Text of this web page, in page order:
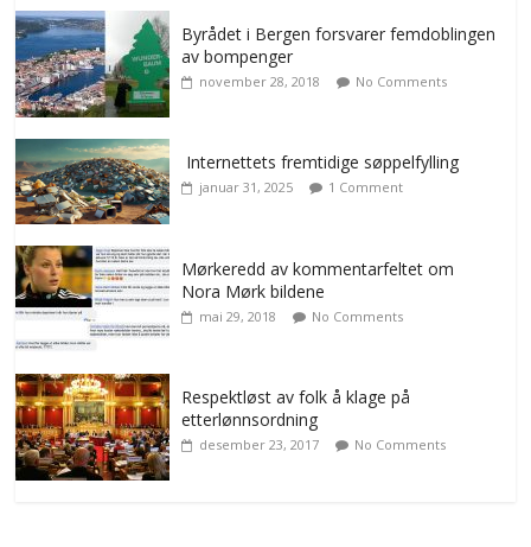
Byrådet i Bergen forsvarer femdoblingen
av bompenger
november 28, 2018 No Comments
Internettets fremtidige søppelfylling
januar 31, 2025 1 Comment
Mørkeredd av kommentarfeltet om
Nora Mørk bildene
mai 29, 2018 No Comments
Respektløst av folk å klage på
etterlønnsordning
desember 23, 2017 No Comments